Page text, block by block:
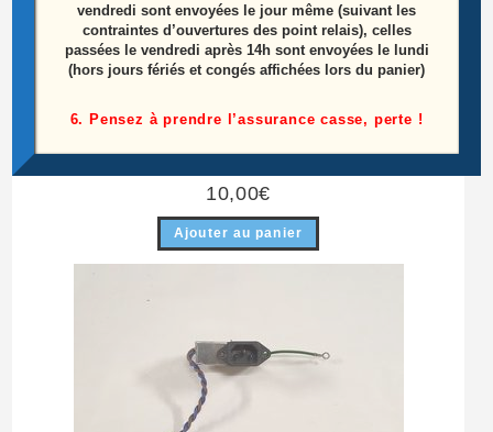
Module De Commandes Télé Lg 47LA620S-ZA
10,00€
Ajouter au panier
vendredi sont envoyées le jour même (suivant les
contraintes d’ouvertures des point relais), celles
passées le vendredi après 14h sont envoyées le lundi
(hors jours fériés et congés affichées lors du panier)
6. Pensez à prendre l’assurance casse, perte !